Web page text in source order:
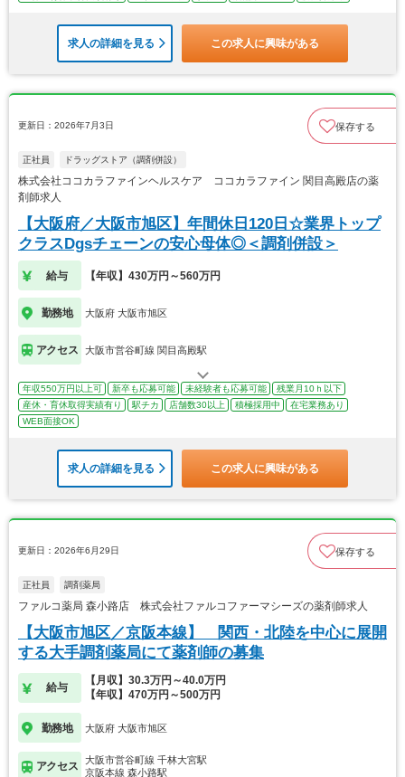
求人の詳細を見る この求人に興味がある
更新日：2026年7月3日 保存する
正社員 ドラッグストア（調剤併設）
株式会社ココカラファインヘルスケア ココカラファイン 関目高殿店の薬
剤師求人
【大阪府／大阪市旭区】年間休日120日☆業界トップ
クラスDgsチェーンの安心母体◎＜調剤併設＞
給与 【年収】430万円～560万円
勤務地 大阪府 大阪市旭区
アクセス 大阪市営谷町線 関目高殿駅
年収550万円以上可 新卒も応募可能 未経験者も応募可能
残業月10ｈ以下
産休・育休取得実績有り
駅チカ 店舗数30以上 積極採用中
在宅業務あり
WEB面接OK
求人の詳細を見る この求人に興味がある
更新日：2026年6月29日 保存する
正社員 調剤薬局
ファルコ薬局 森小路店 株式会社ファルコファーマシーズの薬剤師求人
【大阪市旭区／京阪本線】 関西・北陸を中心に展開
する大手調剤薬局にて薬剤師の募集
給与
【月収】30.3万円～40.0万円
【年収】470万円～500万円
勤務地 大阪府 大阪市旭区
アクセス
大阪市営谷町線 千林大宮駅
京阪本線 森小路駅